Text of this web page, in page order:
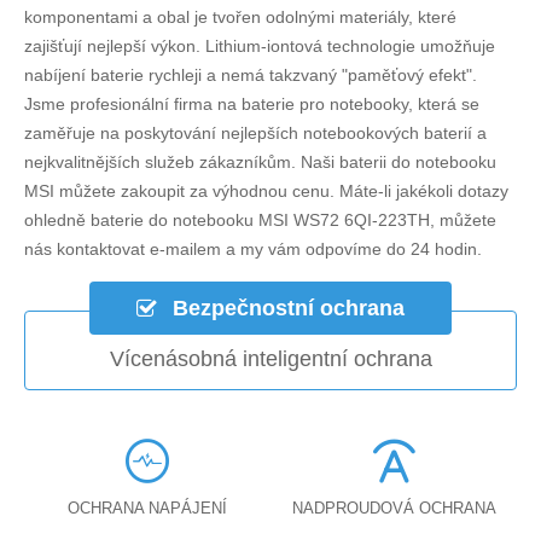
komponentami a obal je tvořen odolnými materiály, které
zajišťují nejlepší výkon. Lithium-iontová technologie umožňuje
nabíjení baterie rychleji a nemá takzvaný "paměťový efekt".
Jsme profesionální firma na baterie pro notebooky, která se
zaměřuje na poskytování nejlepších notebookových baterií a
nejkvalitnějších služeb zákazníkům. Naši baterii do notebooku
MSI můžete zakoupit za výhodnou cenu. Máte-li jakékoli dotazy
ohledně baterie do notebooku MSI WS72 6QI-223TH, můžete
nás kontaktovat e-mailem a my vám odpovíme do 24 hodin.
Bezpečnostní ochrana
Vícenásobná inteligentní ochrana
OCHRANA NAPÁJENÍ NADPROUDOVÁ OCHRANA